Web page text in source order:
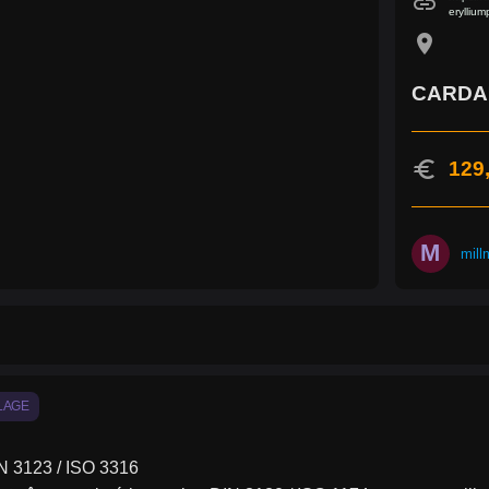
location_on
euro
M
3123 / ISO 3316